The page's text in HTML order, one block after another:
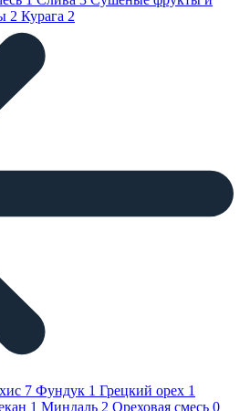
2 Курага 2
7 Фундук 1 Грецкий орех 1
1 Миндаль 2 Ореховая смесь 0